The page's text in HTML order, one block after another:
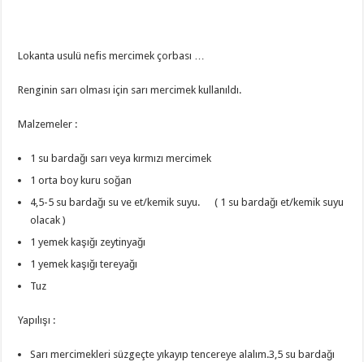
Lokanta usulü nefis mercimek çorbası …
Renginin sarı olması için sarı mercimek kullanıldı.
Malzemeler :
1 su bardağı sarı veya kırmızı mercimek
1 orta boy kuru soğan
4,5-5 su bardağı su ve et/kemik suyu. ( 1 su bardağı et/kemik suyu
olacak )
1 yemek kaşığı zeytinyağı
1 yemek kaşığı tereyağı
Tuz
Yapılışı :
Sarı mercimekleri süzgeçte yıkayıp tencereye alalım.3,5 su bardağı